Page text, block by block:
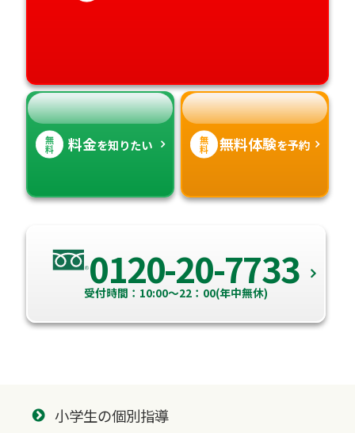
高知県
沖縄県
無
料 料金を知りたい 無
料 無料体験を予約
0120-20-7733
受付時間：10:00～22：00(年中無休)
小学生の個別指導